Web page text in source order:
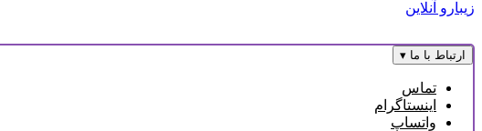
ارتباط با ما ▾
تماس
اینستاگرام
واتساپ